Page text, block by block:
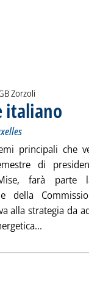
Zorzoli
italiano ..
principali che
di
farà parte
della
alla strategia da
Leggi